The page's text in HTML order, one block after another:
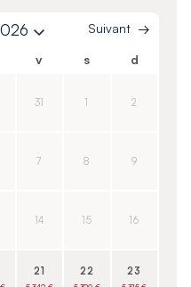
Suivant
v s d
31 1 2
7 8 9
14 15 16
21 22 23